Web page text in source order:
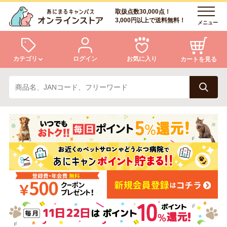
取扱点数30,000点！
3,000円以上で送料無料！
メニュー
カテゴリ
犬 猫
小動物・鳥 アクア・爬虫類・昆虫
ドッグフード キャットフード
美容・ケア用品 服・おさんぽ用品
ログイン お気に入り カートを見る
ログイン
会員登録
あにまるキャンパスについて
アフターサービス
商品リクエスト